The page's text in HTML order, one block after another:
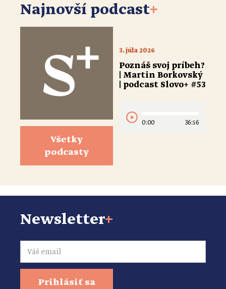
Najnovší podcast+
Všetky
podcasty
3. júla 2026
Poznáš svoj príbeh?
| Martin Borkovský
| podcast Slovo+ #53
0:00 36:56
Newsletter+
Email
Prihlásiť sa